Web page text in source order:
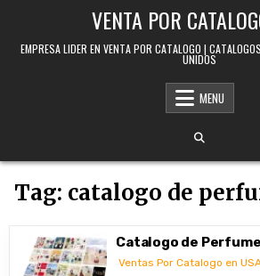
VENTA POR
EMPRESA LIDER EN VENTA POR CATALOGO |
UNIDOS
MENU
Tag: catalogo de
Catalogo de
Ventas Por Catalogo en